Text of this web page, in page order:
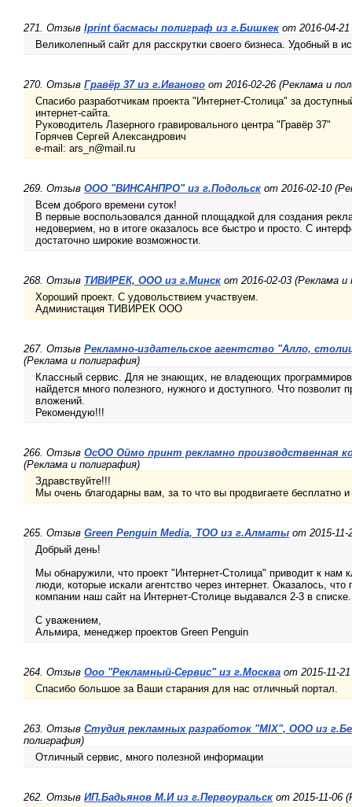
271. Отзыв Iprint басмасы полиграф из г.Бишкек от 2016-04-
Великолепный сайт для расскрутки своего бизнеса. Удобный в
270. Отзыв Гравёр 37 из г.Иваново от 2016-02-26 (Реклама и
Спасибо разработчикам проекта "Интернет-Столица" за
интернет-сайта.
Руководитель Лазерного гравировального центра "Гравёр 37"
Горячев Сергей Александрович
e-mail: ars_n@mail.ru
269. Отзыв ООО "ВИНСАНПРО" из г.Подольск от 2016-02-10
Всем доброго времени суток!
В первые воспользовался данной площадкой для создания
недоверием, но в итоге оказалось все быстро и просто. С
достаточно широкие возможности.
268. Отзыв ТИВИРЕК, ООО из г.Минск от 2016-02-03 (Реклама и
Хороший проект. С удовольствием участвуем.
Администация ТИВИРЕК ООО
267. Отзыв Рекламно-издательское агентство "Алло,
(Реклама и полиграфия)
Классный сервис. Для не знающих, не владеющих
найдется много полезного, нужного и доступного. Что позволит
вложений.
Рекомендую!!!
266. Отзыв ОсОО Оймо принт рекламно производственная
(Реклама и полиграфия)
Здравствуйте!!!
Мы очень благодарны вам, за то что вы продвигаете бесплатно
265. Отзыв Green Penguin Media, ТОО из г.Алматы от 2015-11-
Добрый день!
Мы обнаружили, что проект "Интернет-Столица" приводит к нам
люди, которые искали агентство через интернет. Оказалось,
компании наш сайт на Интернет-Столице выдавался 2-3 в
С уважением,
Альмира, менеджер проектов Green Penguin
264. Отзыв Ооо "Рекламный-Сервис" из г.Москва от 2015-11-
Спасибо большое за Ваши старания для нас отличный портал.
263. Отзыв Студия рекламных разработок "MIX", ООО из
полиграфия)
Отличный сервис, много полезной информации
262. Отзыв ИП.Бадьянов М.И из г.Первоуральск от 2015-11-06